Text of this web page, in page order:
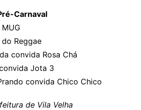
Carnaval
Reggae
convida Rosa Chá
Jota 3
convida Chico Chico
de Vila Velha